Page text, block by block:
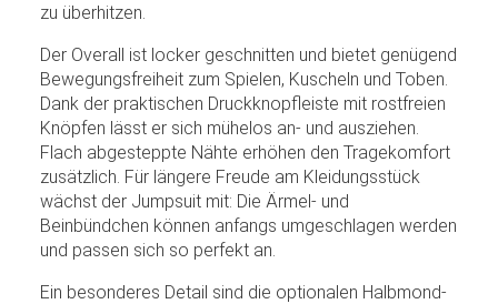
zu überhitzen.
Der Overall ist locker geschnitten und bietet genügend
Bewegungsfreiheit zum Spielen, Kuscheln und Toben.
Dank der praktischen Druckknopfleiste mit rostfreien
Knöpfen lässt er sich mühelos an- und ausziehen.
Flach abgesteppte Nähte erhöhen den Tragekomfort
zusätzlich. Für längere Freude am Kleidungsstück
wächst der Jumpsuit mit: Die Ärmel- und
Beinbündchen können anfangs umgeschlagen werden
und passen sich so perfekt an.
Ein besonderes Detail sind die optionalen Halbmond-